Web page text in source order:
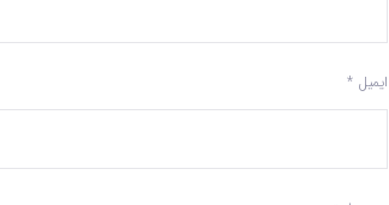
ایمیل *